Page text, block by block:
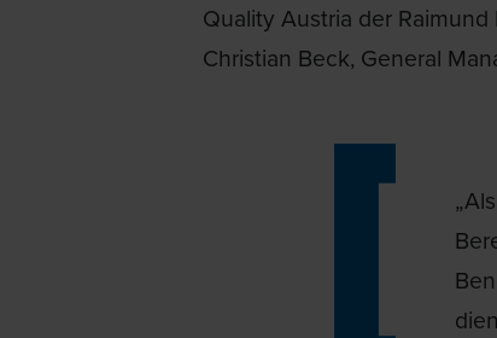
Quality Austria der
Christian Beck, General